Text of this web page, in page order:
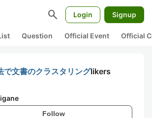
search Login Signup
Question Official Event Official
文書のクラスタリングlikers
Follow